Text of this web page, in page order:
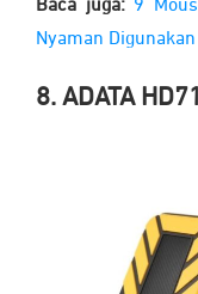
Baca juga: 9
Nyaman Digunakan
8. ADATA